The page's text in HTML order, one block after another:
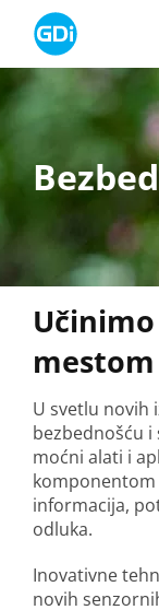
content
mestom
U svetlu novih
bezbednošću
moćni alati i
komponentom
informacija,
odluka.
Inovativne
novih